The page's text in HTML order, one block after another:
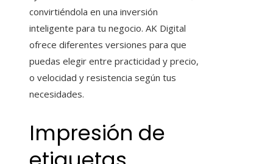
convirtiéndola en una inversión
inteligente para tu negocio. AK Digital
ofrece diferentes versiones para que
puedas elegir entre practicidad y precio,
o velocidad y resistencia según tus
necesidades.
Impresión de